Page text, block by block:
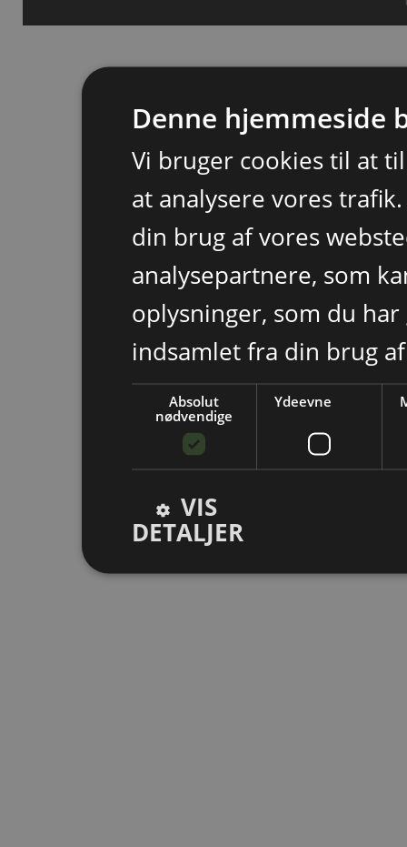
Denne hjemmeside
Vi bruger cookies til at
at analysere vores
din brug af vores
analysepartnere, som
oplysninger, som du
indsamlet fra din brug
Absolut
nødvendige
Ydeevne
VIS
DETALJER